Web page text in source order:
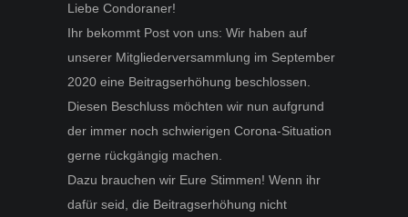
Liebe Condoraner!
Ihr bekommt Post von uns: Wir haben auf
unserer Mitgliederversammlung im September
2020 eine Beitragserhöhung beschlossen.
Diesen Beschluss möchten wir nun aufgrund
der immer noch schwierigen Corona-Situation
gerne rückgängig machen.
Dazu brauchen wir Eure Stimmen! Wenn ihr
dafür seid, die Beitragserhöhung nicht